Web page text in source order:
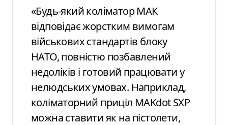
«Будь-який коліматор МАК
відповідає жорстким вимогам
військових стандартів блоку
НАТО, повністю позбавлений
недоліків і готовий працювати у
нелюдських умовах. Наприклад,
коліматорний приціл MAKdot SXP
можна ставити як на пістолети,